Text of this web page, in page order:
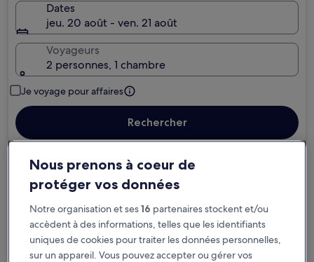
Dates
jeu. 20 août - ven. 21 août
Voyageurs
2 personnes, 1 chambre
Je voyage pour affaires
Rechercher
Options d’annulation gratuite en cas de
changement de programme
Gagnez des récompenses pour chaque
nuit séjournée
Nous prenons à coeur de
protéger vos données
Notre organisation et ses16 partenaires stockent et/ou
accèdent à des informations, telles que les identifiants
uniques de cookies pour traiter les données personnelles,
sur un appareil. Vous pouvez accepter ou gérer vos